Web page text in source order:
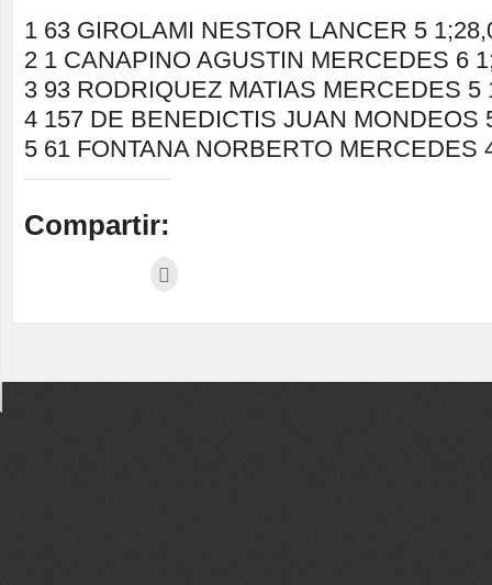
1 63 GIROLAMI NESTOR LANCER 5
2 1 CANAPINO AGUSTIN MERCEDES 6
3 93 RODRIQUEZ MATIAS MERCEDES 5
4 157 DE BENEDICTIS JUAN MONDEOS
5 61 FONTANA NORBERTO MERCEDES
Compartir: